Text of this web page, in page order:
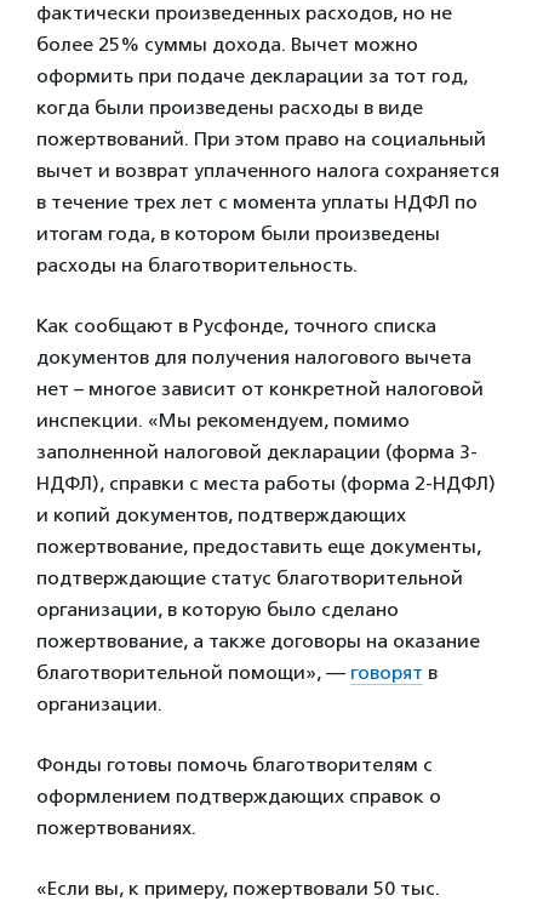
фактически произведенных расходов, но не
более 25% суммы дохода. Вычет можно
оформить при подаче декларации за тот год,
когда были произведены расходы в виде
пожертвований. При этом право на социальный
вычет и возврат уплаченного налога сохраняется
в течение трех лет с момента уплаты НДФЛ по
итогам года, в котором были произведены
расходы на благотворительность.
Как сообщают в Русфонде, точного списка
документов для получения налогового вычета
нет – многое зависит от конкретной налоговой
инспекции. «Мы рекомендуем, помимо
заполненной налоговой декларации (форма 3-
НДФЛ), справки с места работы (форма 2-НДФЛ)
и копий документов, подтверждающих
пожертвование, предоставить еще документы,
подтверждающие статус благотворительной
организации, в которую было сделано
пожертвование, а также договоры на оказание
благотворительной помощи», — говорят в
организации.
Фонды готовы помочь благотворителям с
оформлением подтверждающих справок о
пожертвованиях.
«Если вы, к примеру, пожертвовали 50 тыс.